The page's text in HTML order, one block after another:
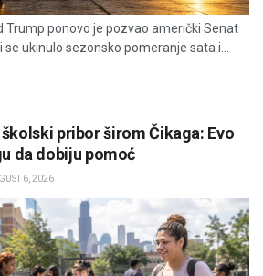
Trump ponovo je pozvao američki Senat
ukinulo sezonsko pomeranje sata i...
pribor širom Čikaga: Evo
da dobiju pomoć
6, 2026